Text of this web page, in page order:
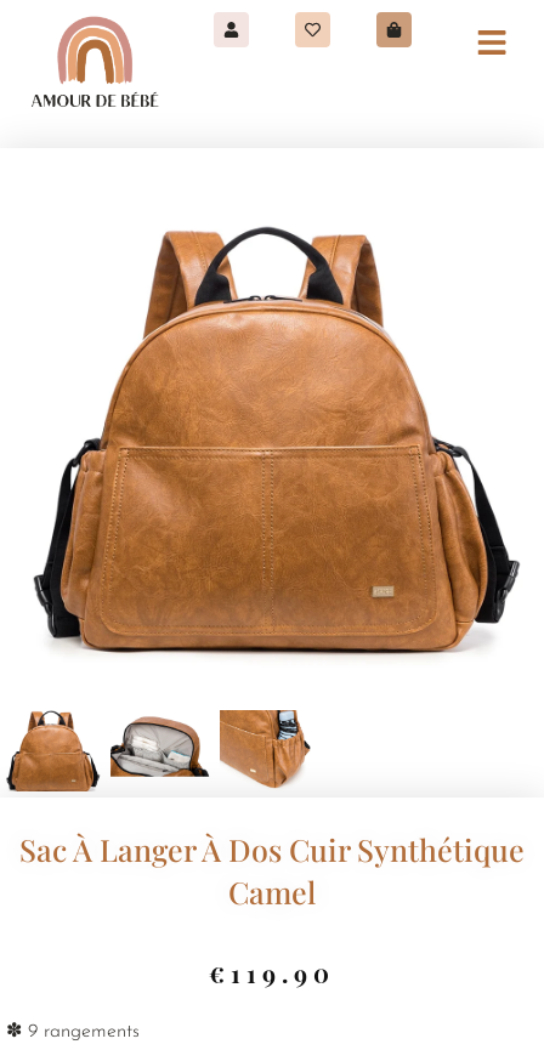
Sac À Langer À Dos Cuir Synthétique
Camel
€ 119.90
✽ 9 rangements